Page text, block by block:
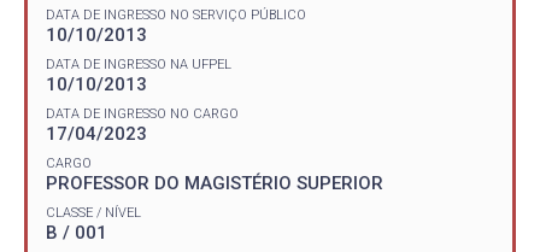
DATA DE INGRESSO NO SERVIÇO PÚBLICO
10/10/2013
DATA DE INGRESSO NA UFPEL
10/10/2013
DATA DE INGRESSO NO CARGO
17/04/2023
CARGO
PROFESSOR DO MAGISTÉRIO SUPERIOR
CLASSE / NÍVEL
B / 001